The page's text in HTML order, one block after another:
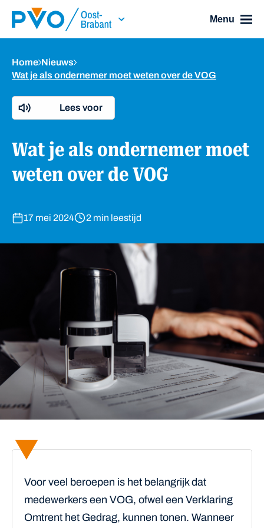
Skip Navigation or Skip to Content
Menu
Home
Nieuws
Wat je als ondernemer moet weten over de VOG
Lees voor
Wat je als ondernemer moet
weten over de VOG
17 mei 2024 2 min leestijd
Voor veel beroepen is het belangrijk dat
medewerkers een VOG, ofwel een Verklaring
Omtrent het Gedrag, kunnen tonen. Wanneer